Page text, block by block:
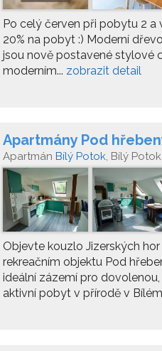
Po celý červen při pobytu 2 a
20% na pobyt :) Moderní
jsou nově postavené stylové
moderním... zobrazit detail
Apartmány Pod
Apartmán Bílý Potok, Bílý
Objevte kouzlo Jizerských
rekreačním objektu Pod
ideální zázemí pro
aktivní pobyt v přírodě v